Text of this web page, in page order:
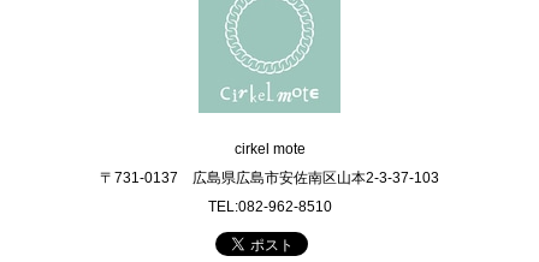
cirkel mote
〒731-0137 広島県広島市安佐南区山本2-3-37-103
TEL:082-962-8510